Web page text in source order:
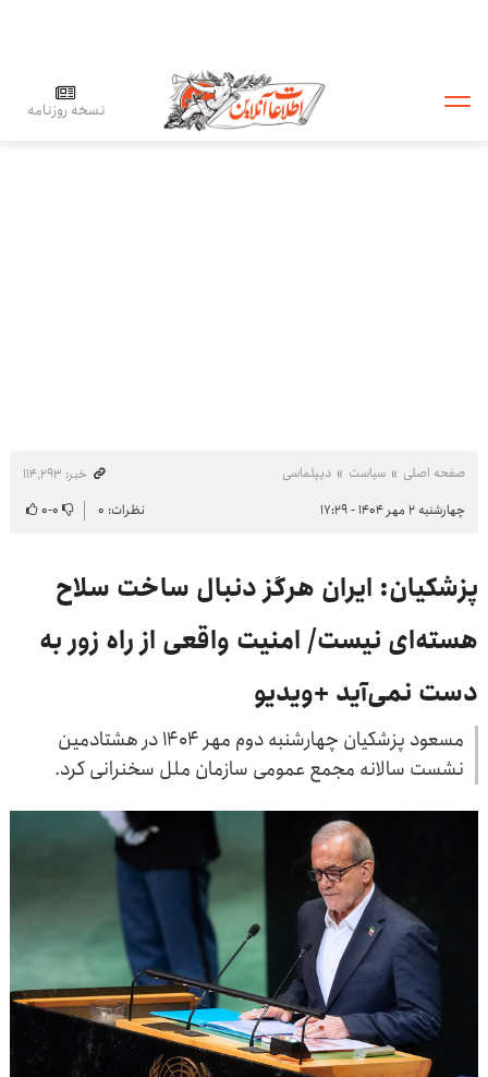
نسخه روزنامه
صفحه اصلی سیاست دیپلماسی
خبر: ۱۱۴٬۲۹۳
چهارشنبه ۲ مهر ۱۴۰۴ - ۱۷:۲۹
نظرات: ۰ ۰-۰
پزشکیان: ایران هرگز دنبال ساخت سلاح
هسته‌ای نیست/ امنیت واقعی از راه زور به
دست نمی‌آید +ویدیو
مسعود پزشکیان چهارشنبه دوم مهر ۱۴۰۴ در هشتادمین
نشست سالانه مجمع عمومی سازمان ملل سخنرانی کرد.